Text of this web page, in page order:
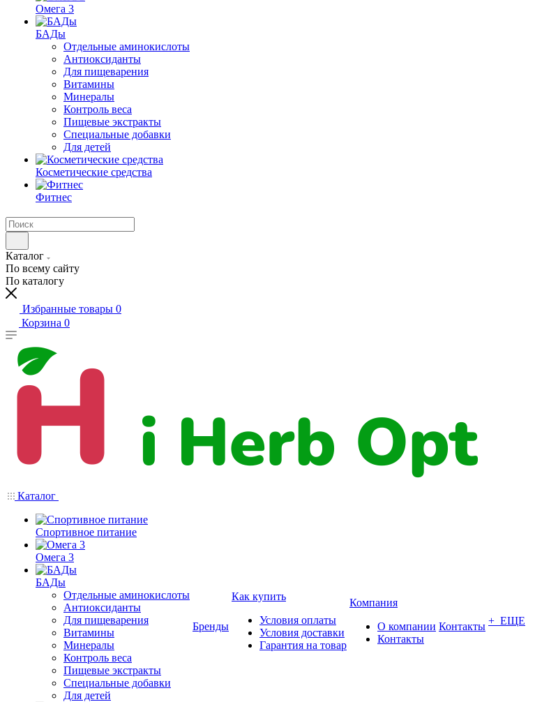
Омега 3
БАДы
Отдельные аминокислоты
Антиоксиданты
Для пищеварения
Витамины
Минералы
Контроль веса
Пищевые экстракты
Специальные добавки
Для детей
Косметические средства
Фитнес
Каталог
По всему сайту
По каталогу
Избранные товары 0
Корзина 0
Каталог
Спортивное питание
Омега 3
БАДы
Отдельные аминокислоты
Антиоксиданты
Для пищеварения
Витамины
Минералы
Контроль веса
Пищевые экстракты
Специальные добавки
Для детей
Бренды
Как купить
Условия оплаты
Условия доставки
Гарантия на товар
Компания
О компании
Контакты
Контакты + ЕЩЕ